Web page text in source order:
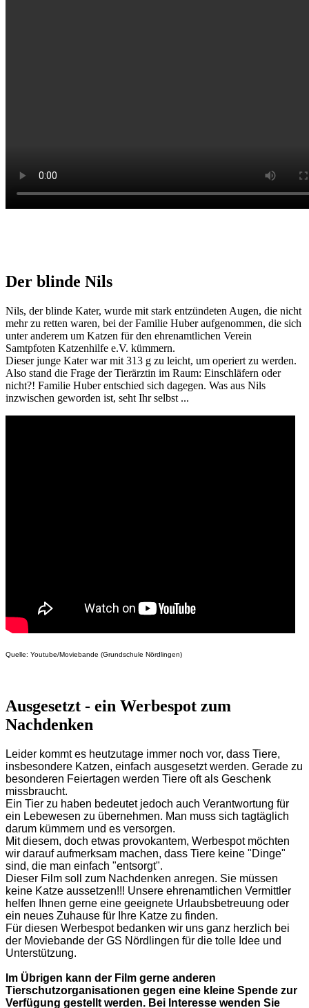
Der blinde Nils
Nils, der blinde Kater, wurde mit stark entzündeten Augen, die nicht
mehr zu retten waren, bei der Familie Huber aufgenommen, die sich
unter anderem um Katzen für den ehrenamtlichen Verein
Samtpfoten Katzenhilfe e.V. kümmern.
Dieser junge Kater war mit 313 g zu leicht, um operiert zu werden.
Also stand die Frage der Tierärztin im Raum: Einschläfern oder
nicht?! Familie Huber entschied sich dagegen. Was aus Nils
inzwischen geworden ist, seht Ihr selbst ...
Quelle: Youtube/Moviebande (Grundschule Nördlingen)
Ausgesetzt - ein Werbespot zum
Nachdenken
Leider kommt es heutzutage immer noch vor, dass Tiere,
insbesondere Katzen, einfach ausgesetzt werden. Gerade zu
besonderen Feiertagen werden Tiere oft als Geschenk
missbraucht.
Ein Tier zu haben bedeutet jedoch auch Verantwortung für
ein Lebewesen zu übernehmen. Man muss sich tagtäglich
darum kümmern und es versorgen.
Mit diesem, doch etwas provokantem, Werbespot möchten
wir darauf aufmerksam machen, dass Tiere keine "Dinge"
sind, die man einfach "entsorgt".
Dieser Film soll zum Nachdenken anregen. Sie müssen
keine Katze aussetzen!!! Unsere ehrenamtlichen Vermittler
helfen Ihnen gerne eine geeignete Urlaubsbetreuung oder
ein neues Zuhause für Ihre Katze zu finden.
Für diesen Werbespot bedanken wir uns ganz herzlich bei
der Moviebande der GS Nördlingen für die tolle Idee und
Unterstützung.
Im Übrigen kann der Film gerne anderen
Tierschutzorganisationen gegen eine kleine Spende zur
Verfügung gestellt werden. Bei Interesse wenden Sie